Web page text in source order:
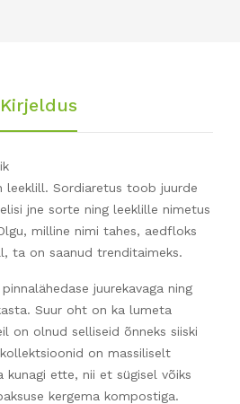
Kirjeldus
leeklill. Sordiaretus toob juurde
jne sorte ning leeklille nimetus
milline nimi tahes, aedfloks
ta on saanud trenditaimeks.
juurekavaga ning
Suur oht on ka lumeta
on olnud selliseid õnneks siiski
on massiliselt
kunagi ette, nii et sügisel võiks
kergema kompostiga.